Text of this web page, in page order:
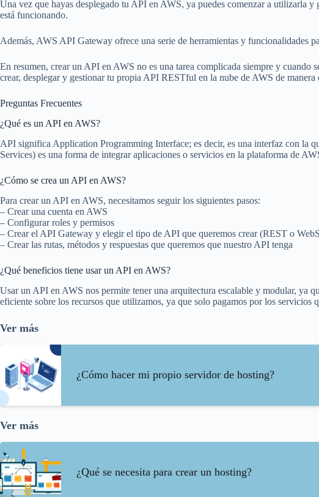
Una vez que hayas desplegado tu API en AWS, ya puedes comenzar a utilizarla
está funcionando.
Además, AWS API Gateway ofrece una serie de herramientas y funcionalidades
En resumen, crear un API en AWS no es una tarea complicada siempre y
crear, desplegar y gestionar tu propia API RESTful en la nube de AWS de manera
Preguntas Frecuentes
¿Qué es un API en AWS?
API significa Application Programming Interface; es decir, es una interfaz con la
Services) es una forma de integrar aplicaciones o servicios en la plataforma de
¿Cómo se crea un API en AWS?
Para crear un API en AWS, necesitamos seguir los siguientes pasos:
– Crear una cuenta en AWS
– Configurar roles y permisos
– Crear el API Gateway y elegir el tipo de API que queremos crear (REST o
– Crear las rutas, métodos y respuestas que queremos que nuestro API tenga
¿Qué beneficios tiene usar un API en AWS?
Usar un API en AWS nos permite tener una arquitectura escalable y modular, ya
eficiente sobre los recursos que utilizamos, ya que solo pagamos por los
Ver más
¿Cómo hacer mi propio servidor de hosting?
Ver más
¿Qué se necesita para crear un hosting?